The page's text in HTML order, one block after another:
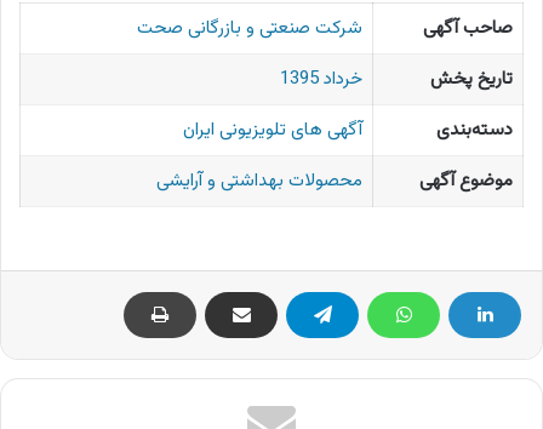
صاحب آگهی
شركت صنعتی و بازرگانی صحت
تاریخ پخش
خرداد 1395
دسته‌بندی
آگهی های تلویزیونی ایران
موضوع آگهی
محصولات بهداشتی و آرایشی